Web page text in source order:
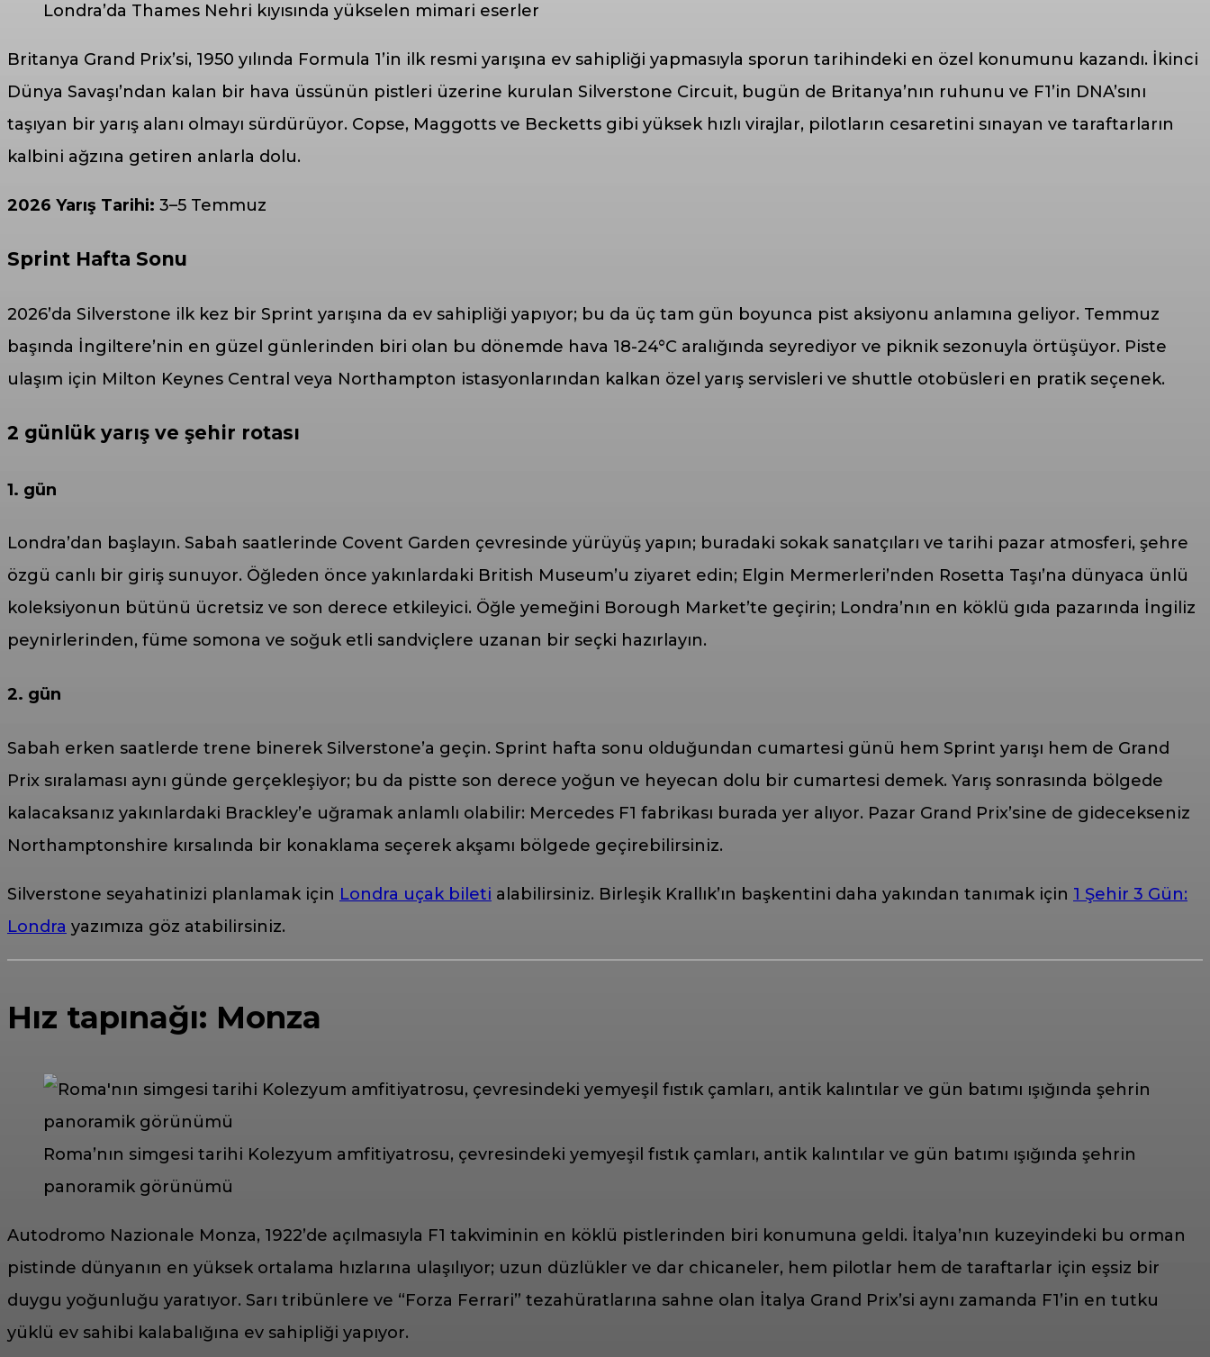
Londra’da Thames Nehri kıyısında yükselen mimari eserler
Britanya Grand Prix’si, 1950 yılında Formula 1’in ilk resmi yarışına ev sahipliği yapmasıyla sporun tarihindeki en özel konumunu kazandı. İkinci
Dünya Savaşı’ndan kalan bir hava üssünün pistleri üzerine kurulan Silverstone Circuit, bugün de Britanya’nın ruhunu ve F1’in DNA’sını
taşıyan bir yarış alanı olmayı sürdürüyor. Copse, Maggotts ve Becketts gibi yüksek hızlı virajlar, pilotların cesaretini sınayan ve taraftarların
kalbini ağzına getiren anlarla dolu.
2026 Yarış Tarihi: 3–5 Temmuz
Sprint Hafta Sonu
2026’da Silverstone ilk kez bir Sprint yarışına da ev sahipliği yapıyor; bu da üç tam gün boyunca pist aksiyonu anlamına geliyor. Temmuz
başında İngiltere’nin en güzel günlerinden biri olan bu dönemde hava 18-24°C aralığında seyrediyor ve piknik sezonuyla örtüşüyor. Piste
ulaşım için Milton Keynes Central veya Northampton istasyonlarından kalkan özel yarış servisleri ve shuttle otobüsleri en pratik seçenek.
2 günlük yarış ve şehir rotası
1. gün
Londra’dan başlayın. Sabah saatlerinde Covent Garden çevresinde yürüyüş yapın; buradaki sokak sanatçıları ve tarihi pazar atmosferi, şehre
özgü canlı bir giriş sunuyor. Öğleden önce yakınlardaki British Museum’u ziyaret edin; Elgin Mermerleri’nden Rosetta Taşı’na dünyaca ünlü
koleksiyonun bütünü ücretsiz ve son derece etkileyici. Öğle yemeğini Borough Market’te geçirin; Londra’nın en köklü gıda pazarında İngiliz
peynirlerinden, füme somona ve soğuk etli sandviçlere uzanan bir seçki hazırlayın.
2. gün
Sabah erken saatlerde trene binerek Silverstone’a geçin. Sprint hafta sonu olduğundan cumartesi günü hem Sprint yarışı hem de Grand
Prix sıralaması aynı günde gerçekleşiyor; bu da pistte son derece yoğun ve heyecan dolu bir cumartesi demek. Yarış sonrasında bölgede
kalacaksanız yakınlardaki Brackley’e uğramak anlamlı olabilir: Mercedes F1 fabrikası burada yer alıyor. Pazar Grand Prix’sine de gidecekseniz
Northamptonshire kırsalında bir konaklama seçerek akşamı bölgede geçirebilirsiniz.
Silverstone seyahatinizi planlamak için Londra uçak bileti alabilirsiniz. Birleşik Krallık’ın başkentini daha yakından tanımak için 1 Şehir 3 Gün:
Londra yazımıza göz atabilirsiniz.
Hız tapınağı: Monza
Roma’nın simgesi tarihi Kolezyum amfitiyatrosu, çevresindeki yemyeşil fıstık çamları, antik kalıntılar ve gün batımı ışığında şehrin
panoramik görünümü
Autodromo Nazionale Monza, 1922’de açılmasıyla F1 takviminin en köklü pistlerinden biri konumuna geldi. İtalya’nın kuzeyindeki bu orman
pistinde dünyanın en yüksek ortalama hızlarına ulaşılıyor; uzun düzlükler ve dar chicaneler, hem pilotlar hem de taraftarlar için eşsiz bir
duygu yoğunluğu yaratıyor. Sarı tribünlere ve “Forza Ferrari” tezahüratlarına sahne olan İtalya Grand Prix’si aynı zamanda F1’in en tutku
yüklü ev sahibi kalabalığına ev sahipliği yapıyor.